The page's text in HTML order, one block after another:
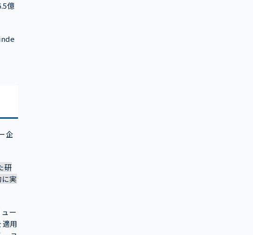
億
企
研
実
ー
用